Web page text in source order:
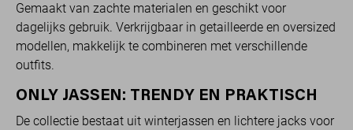
Gemaakt van zachte materialen en geschikt voor
dagelijks gebruik. Verkrijgbaar in getailleerde en oversized
modellen, makkelijk te combineren met verschillende
outfits.
ONLY JASSEN: TRENDY EN PRAKTISCH
De collectie bestaat uit winterjassen en lichtere jacks voor